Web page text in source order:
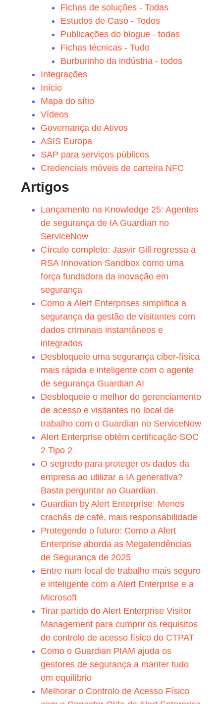
Fichas de soluções - Todas
Estudos de Caso - Todos
Publicações do blogue - todas
Fichas técnicas - Tudo
Burburinho da indústria - todos
Integrações
Início
Mapa do sítio
Vídeos
Governança de Ativos
ASIS Europa
SAP para serviços públicos
Credenciais móveis de carteira NFC
Artigos
Lançamento na Knowledge 25: Agentes
de segurança de IA Guardian no
ServiceNow
Círculo completo: Jasvir Gill regressa à
RSA Innovation Sandbox como uma
força fundadora da inovação em
segurança
Como a Alert Enterprises simplifica a
segurança da gestão de visitantes com
dados criminais instantâneos e
integrados
Desbloqueie uma segurança ciber-física
mais rápida e inteligente com o agente
de segurança Guardian AI
Desbloqueie o melhor do gerenciamento
de acesso e visitantes no local de
trabalho com o Guardian no ServiceNow
Alert Enterprise obtém certificação SOC
2 Tipo 2
O segredo para proteger os dados da
empresa ao utilizar a IA generativa?
Basta perguntar ao Guardian.
Guardian by Alert Enterprise: Menos
crachás de café, mais responsabilidade
Protegendo o futuro: Como a Alert
Enterprise aborda as Megatendências
de Segurança de 2025
Entre num local de trabalho mais seguro
e inteligente com a Alert Enterprise e a
Microsoft
Tirar partido do Alert Enterprise Visitor
Management para cumprir os requisitos
de controlo de acesso físico do CTPAT
Como o Guardian PIAM ajuda os
gestores de segurança a manter tudo
em equilíbrio
Melhorar o Controlo de Acesso Físico